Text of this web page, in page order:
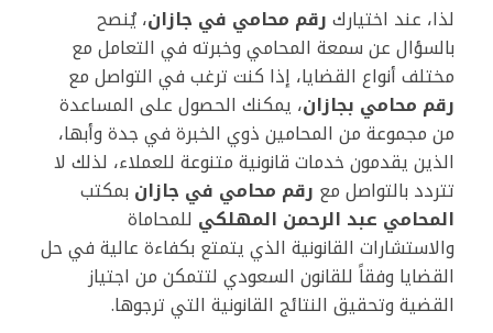
لذا، عند اختياركرقم محامي في جازان، يُنصح
بالسؤال عن سمعة المحامي وخبرته في التعامل مع
مختلف أنواع القضايا، إذا كنت ترغب في التواصل مع
رقم محامي بجازان، يمكنك الحصول على المساعدة
من مجموعة من المحامين ذوي الخبرة في جدة وأبها،
الذين يقدمون خدمات قانونية متنوعة للعملاء، لذلك لا
تتردد بالتواصل مع رقم محامي في جازان بمكتب
المحامي عبد الرحمن المهلكي للمحاماة
والاستشارات القانونية الذي يتمتع بكفاءة عالية في حل
القضايا وفقاً للقانون السعودي لتتمكن من اجتياز
القضية وتحقيق النتائج القانونية التي ترجوها.